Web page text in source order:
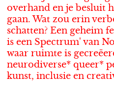
overhand en je besluit
gaan. Wat zou erin
schatten? Een geheim
is een Spectrum' van
waar ruimte is
neurodiverse* queer*
kunst, inclusie en